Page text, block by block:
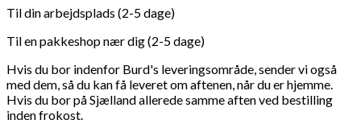
Til din arbejdsplads (2-5 dage)
Til en pakkeshop nær dig (2-5 dage)
Hvis du bor indenfor Burd's leveringsområde, sender vi også
med dem, så du kan få leveret om aftenen, når du er hjemme.
Hvis du bor på Sjælland allerede samme aften ved bestilling
inden frokost.